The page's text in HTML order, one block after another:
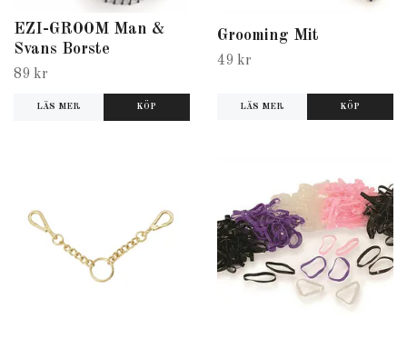
EZI-GROOM Man &
Svans Borste
89 kr
LÄS MER
Grooming Mit
49 kr
LÄS MER